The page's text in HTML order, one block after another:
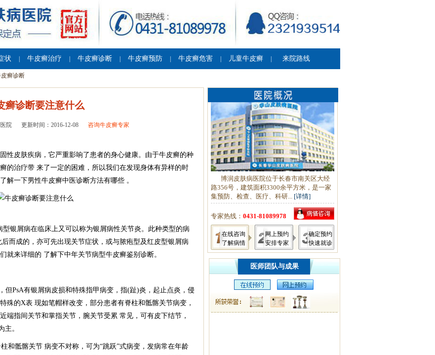
状 牛皮癣治疗 牛皮癣诊断 牛皮癣预防 牛皮癣危害 儿童牛皮癣 来院路线
癣诊断
癣诊断要注意什么
院 更新时间：2016-12-08 咨询牛皮癣专家
性皮肤疾病，它严重影响了患者的身心健康。由于牛皮癣的种
的治疗带 来了一定的困难，所以我们在发现身体有异样的时
解一下男性牛皮癣中医诊断方法有哪些 。
银屑病在临床上又可以称为银屑病性关节炎。此种类型的病
而成的，亦可先出现关节症状，或与脓疱型及红皮型银屑病
就来详细的 了解下中年关节病型牛皮癣鉴别诊断。
PsA有银屑病皮损和特殊指甲病变，指(趾)炎，起止点炎，侵
殊的X表 现如笔帽样改变，部分患者有脊柱和骶髂关节病变，
端指间关节和掌指关节，腕关节受累 常见，可有皮下结节，
主。
骶髂关节 病变不对称，可为“跳跃”式病变，发病常在年龄
博润皮肤病医院位于长春市南关区大经
路356号，建筑面积3300余平方米，是一家
集预防、检查、医疗、科研... [详情]
专家热线： 0431-81089978
在线咨询
了解病情
网上预约
安排专家
确定预约
快速就诊
医师团队与成果